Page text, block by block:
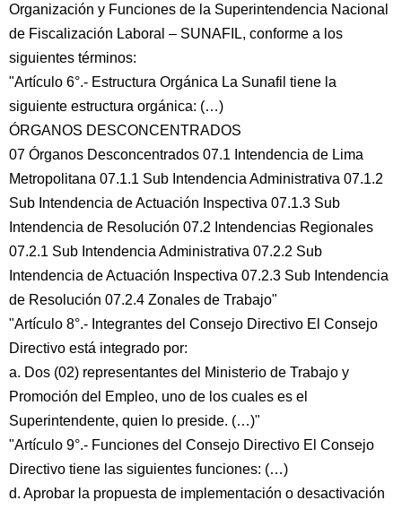
Organización y Funciones de la Superintendencia Nacional
de Fiscalización Laboral – SUNAFIL, conforme a los
siguientes términos:
"Artículo 6°.- Estructura Orgánica La Sunafil tiene la
siguiente estructura orgánica: (…)
ÓRGANOS DESCONCENTRADOS
07 Órganos Desconcentrados 07.1 Intendencia de Lima
Metropolitana 07.1.1 Sub Intendencia Administrativa 07.1.2
Sub Intendencia de Actuación Inspectiva 07.1.3 Sub
Intendencia de Resolución 07.2 Intendencias Regionales
07.2.1 Sub Intendencia Administrativa 07.2.2 Sub
Intendencia de Actuación Inspectiva 07.2.3 Sub Intendencia
de Resolución 07.2.4 Zonales de Trabajo"
"Artículo 8°.- Integrantes del Consejo Directivo El Consejo
Directivo está integrado por:
a. Dos (02) representantes del Ministerio de Trabajo y
Promoción del Empleo, uno de los cuales es el
Superintendente, quien lo preside. (…)"
"Artículo 9°.- Funciones del Consejo Directivo El Consejo
Directivo tiene las siguientes funciones: (…)
d. Aprobar la propuesta de implementación o desactivación